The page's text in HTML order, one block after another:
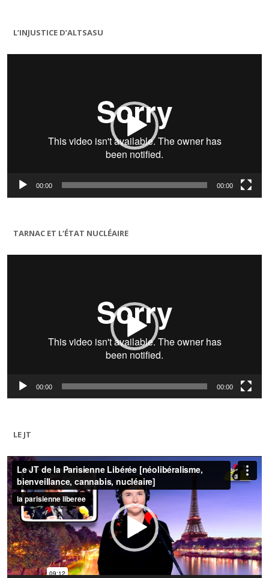
L’INJUSTICE D’ALTSASU
Lecteur
00:00 00:00
TARNAC ET L’ÉTAT NUCLÉAIRE
Lecteur
00:00 00:00
LE JT
Lecteur
vidéo